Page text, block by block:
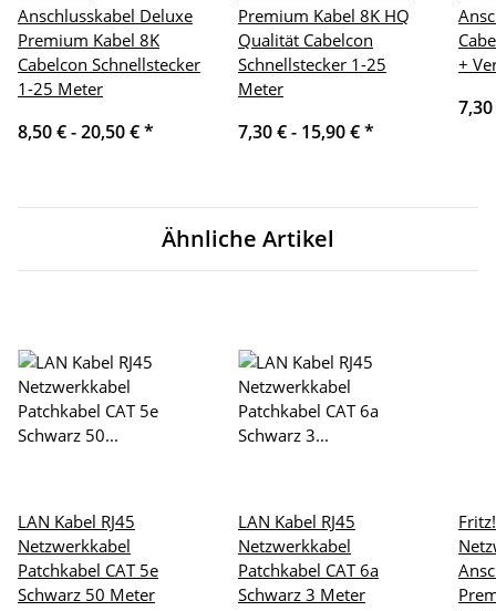
Anschlusskabel Deluxe
Premium Kabel 8K
Cabelcon Schnellstecker
1-25 Meter
8,50 € -20,50 €*
Premium Kabel 8K HQ
Qualität Cabelcon
Schnellstecker 1-25
Meter
7,30 € - 15,90 €*
+
Ähnliche Artikel
LAN Kabel RJ45
Netzwerkkabel
Patchkabel CAT 5e
Schwarz 50 Meter
LAN Kabel RJ45
Netzwerkkabel
Patchkabel CAT 6a
Schwarz 3 Meter